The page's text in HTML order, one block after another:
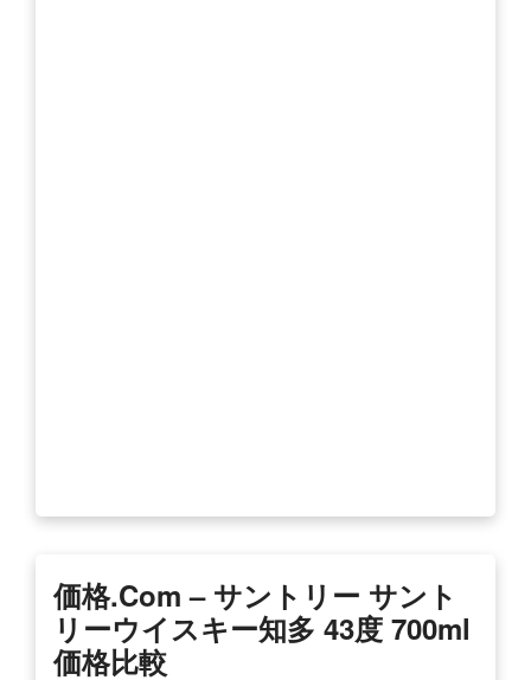
価格.com – サントリー サント
リーウイスキー知多 43度 700ml
価格比較